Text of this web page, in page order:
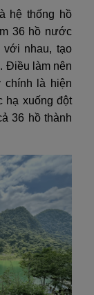
hệ thống hồ
36 hồ nước
nhau, tạo
Điều làm nên
là hiện
hạ xuống đột
36 hồ thành